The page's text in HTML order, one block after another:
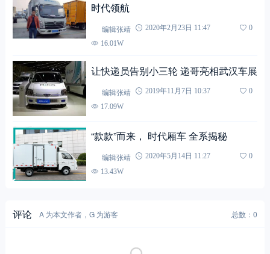
时代领航
编辑张靖 2020年2月23日 11:47
0
16.01W
让快递员告别小三轮 递哥亮相武汉车展
编辑张靖 2019年11月7日 10:37
0
17.09W
“款款”而来， 时代厢车 全系揭秘
编辑张靖 2020年5月14日 11:27
0
13.43W
评论 A 为本文作者，G 为游客 总数：0